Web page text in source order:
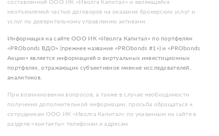
составленной ООО ИК «Иволга Капитал» и являющейся
неотъемлемой частью договоров на оказание брокерских услуг и
услуг по доверительному управлению активами.
Информация на сайте ООО ИК «Иволга Капитал» по портфелям
«PRObonds ВДО» (прежнее название «PRObonds #1») и «PRObonds
Акции» является информацией о виртуальных инвестиционных
портфелях, отражающих субъективное мнение исследователей,
аналитиков.
При возникновении вопросов, а также в случае необходимости
получения дополнительной информации, просьба обращаться к
сотрудникам ООО ИК «Иволга Капитал» по указанным на сайте в
разделе «контакты» телефонам и адресам.